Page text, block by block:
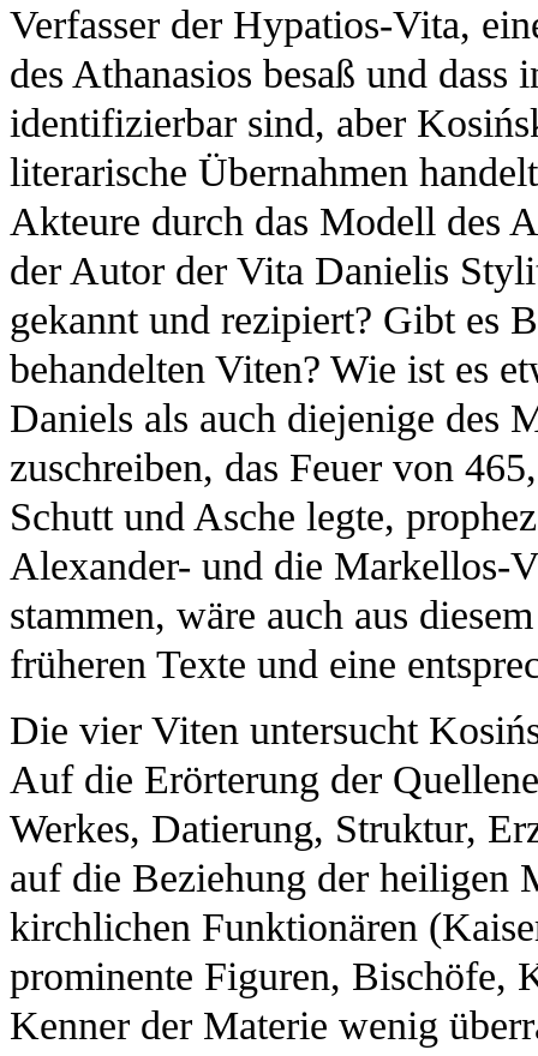
Verfasser der Hypatios-Vita,
des Athanasios besaß und
identifizierbar sind, aber
literarische Übernahmen
Akteure durch das Modell des
der Autor der Vita Danielis
gekannt und rezipiert? Gibt es
behandelten Viten? Wie ist es
Daniels als auch diejenige des
zuschreiben, das Feuer von
Schutt und Asche legte,
Alexander- und die Markellos-
stammen, wäre auch aus
früheren Texte und eine
Die vier Viten untersucht
Auf die Erörterung der
Werkes, Datierung, Struktur,
auf die Beziehung der heiligen
kirchlichen Funktionären
prominente Figuren, Bischöfe,
Kenner der Materie wenig